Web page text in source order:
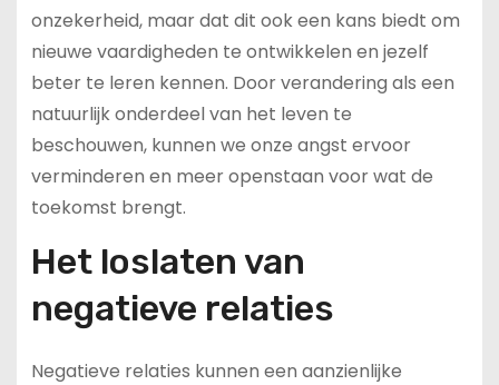
onzekerheid, maar dat dit ook een kans biedt om
nieuwe vaardigheden te ontwikkelen en jezelf
beter te leren kennen. Door verandering als een
natuurlijk onderdeel van het leven te
beschouwen, kunnen we onze angst ervoor
verminderen en meer openstaan voor wat de
toekomst brengt.
Het loslaten van
negatieve relaties
Negatieve relaties kunnen een aanzienlijke